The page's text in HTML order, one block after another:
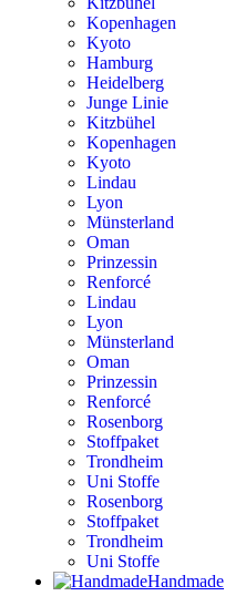
Kopenhagen
Kyoto
Hamburg
Heidelberg
Junge Linie
Kitzbühel
Kopenhagen
Kyoto
Lindau
Lyon
Münsterland
Oman
Prinzessin
Renforcé
Lindau
Lyon
Münsterland
Oman
Prinzessin
Renforcé
Rosenborg
Stoffpaket
Trondheim
Uni Stoffe
Rosenborg
Stoffpaket
Trondheim
Uni Stoffe
Handmade